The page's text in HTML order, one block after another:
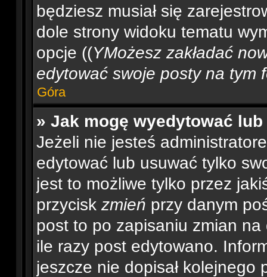
będziesz musiał się
dole strony widoku tematu
opcje ((YMożesz zakładać
edytować swoje posty na tym
Góra
» Jak mogę wyedytować
Jeżeli nie jesteś
edytować lub usuwać tylko
jest to możliwe tylko przez
przycisk zmień przy danym
post to po zapisaniu zmian
ile razy post edytowano.
jeszcze nie dopisał kolejnego